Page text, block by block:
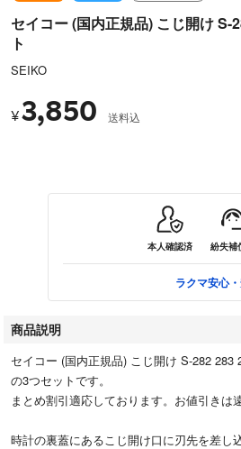
セイコー (国内正規品) こじ開け S-
ト
SEIKO
¥3,850 送料込
本人確認済 紛失補
ラクマ安心
商品説明
セイコー (国内正規品) こじ開け S-282 283
の3つセットです。
まとめ割引適応しております。お値引きは
時計の裏蓋にあるこじ開け口に刃先を差し